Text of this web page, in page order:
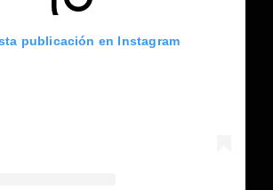
publicación en Instagram